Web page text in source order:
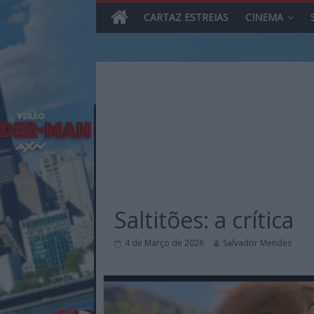
content
Reviews
Previews
CARTAZ ESTREIAS CINEMA
Saltitões: a crítica
4 de Março de 2026 Salvador Mendes